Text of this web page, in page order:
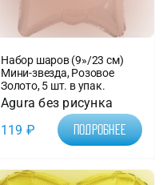
Набор шаров (9»/23 см)
Мини-звезда, Розовое
Золото, 5 шт. в упак.
Agura без рисунка
119 ₽ Подробнее